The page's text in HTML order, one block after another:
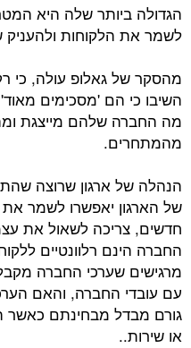
הגדולה ביותר שלה היא
לשמר את הלקוחות ולהעניק
השיבו כי הם 'מסכימים
מה החברה שלהם מייצגת
מהמתחרים.
הנהלה של ארגון שרוצה
של הארגון יאפשרו לשמר את
חדשים, צריכה לשאול את
החברה הינם רלוונטיים
מרגישים שערכי החברה
עם עובדי החברה, והאם
גורם מבדל מבחינתם כאשר
או שירות..